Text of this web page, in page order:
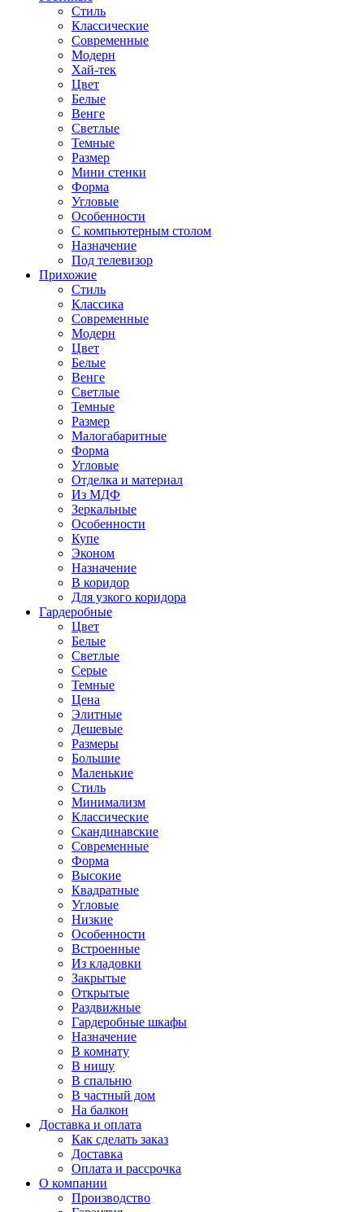
Стиль
Классические
Современные
Модерн
Хай-тек
Цвет
Белые
Венге
Светлые
Темные
Размер
Мини стенки
Форма
Угловые
Особенности
С компьютерным столом
Назначение
Под телевизор
Прихожие
Стиль
Классика
Современные
Модерн
Цвет
Белые
Венге
Светлые
Темные
Размер
Малогабаритные
Форма
Угловые
Отделка и материал
Из МДФ
Зеркальные
Особенности
Купе
Эконом
Назначение
В коридор
Для узкого коридора
Гардеробные
Цвет
Белые
Светлые
Серые
Темные
Цена
Элитные
Дешевые
Размеры
Большие
Маленькие
Стиль
Минимализм
Классические
Скандинавские
Современные
Форма
Высокие
Квадратные
Угловые
Низкие
Особенности
Встроенные
Из кладовки
Закрытые
Открытые
Раздвижные
Гардеробные шкафы
Назначение
В комнату
В нишу
В спальню
В частный дом
На балкон
Доставка и оплата
Как сделать заказ
Доставка
Оплата и рассрочка
О компании
Производство